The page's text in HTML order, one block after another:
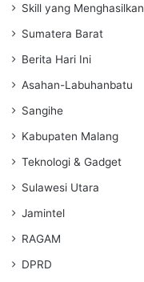
Skill yang Menghasilkan
Sumatera Barat
Berita Hari Ini
Asahan-Labuhanbatu
Sangihe
Kabupaten Malang
Teknologi & Gadget
Sulawesi Utara
Jamintel
RAGAM
DPRD